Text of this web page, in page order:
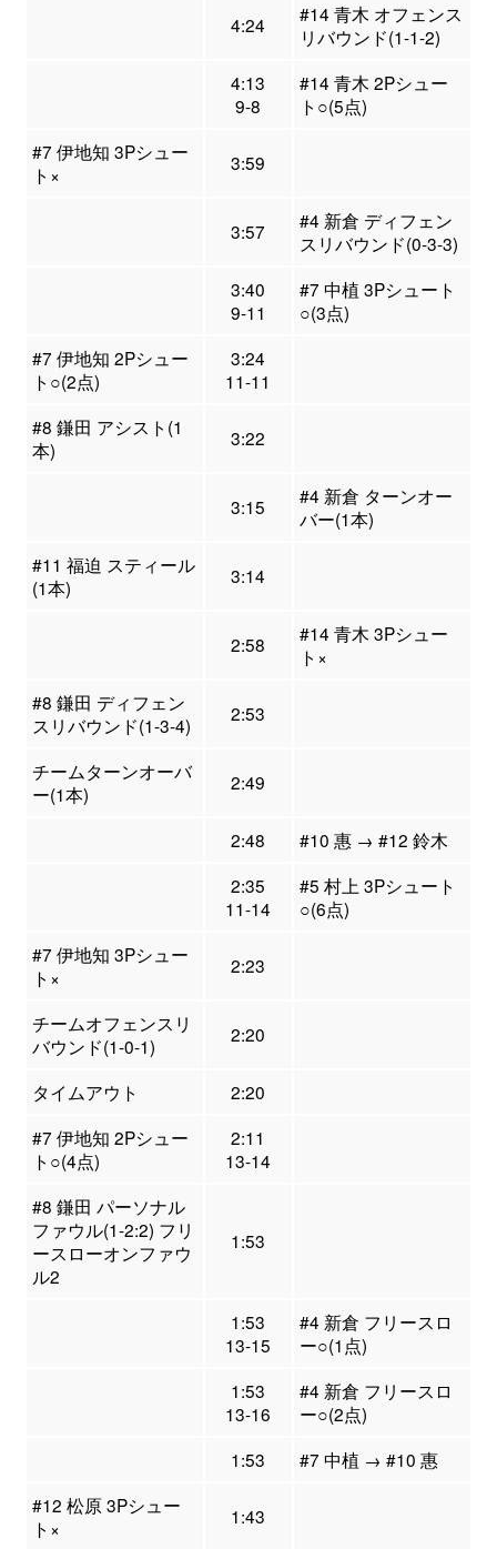
4:24
#14 青木 オフェンス
リバウンド(1-1-2)
4:13
9-8
#14 青木 2Pシュー
ト○(5点)
#7 伊地知 3Pシュー
ト×
3:59
3:57
#4 新倉 ディフェン
スリバウンド(0-3-3)
3:40
9-11
#7 中植 3Pシュート
○(3点)
#7 伊地知 2Pシュー
ト○(2点)
3:24
11-11
#8 鎌田 アシスト(1
本)
3:22
3:15
#4 新倉 ターンオー
バー(1本)
#11 福迫 スティール
(1本)
3:14
2:58
#14 青木 3Pシュー
ト×
#8 鎌田 ディフェン
スリバウンド(1-3-4)
2:53
チームターンオーバ
ー(1本)
2:49
2:48
#10 惠 → #12 鈴木
2:35
11-14
#5 村上 3Pシュート
○(6点)
#7 伊地知 3Pシュー
ト×
2:23
チームオフェンスリ
バウンド(1-0-1)
2:20
タイムアウト
2:20
#7 伊地知 2Pシュー
ト○(4点)
2:11
13-14
#8 鎌田 パーソナル
ファウル(1-2:2) フリ
ースローオンファウ
ル2
1:53
1:53
13-15
#4 新倉 フリースロ
ー○(1点)
1:53
13-16
#4 新倉 フリースロ
ー○(2点)
1:53
#7 中植 → #10 惠
#12 松原 3Pシュー
ト×
1:43